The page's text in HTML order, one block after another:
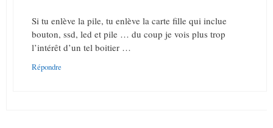
Si tu enlève la pile, tu enlève la carte fille qui inclue
bouton, ssd, led et pile … du coup je vois plus trop
l’intérêt d’un tel boitier …
Répondre